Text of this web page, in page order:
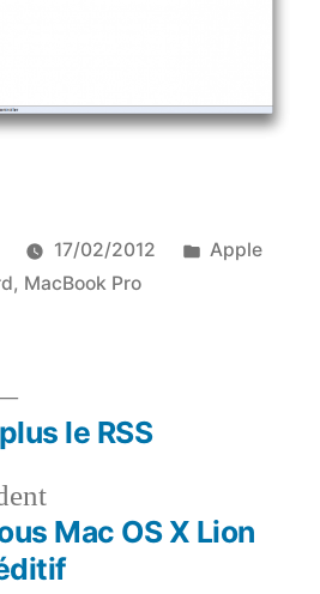
17/02/2012
Publié
Apple
, MacBook Pro
Article
précédent :
Mac OS X Lion
Article
suivant :
le RSS